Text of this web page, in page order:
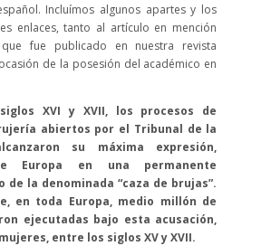
Incluímos algunos apartes y los
enlaces, tanto al artículo en mención
fue publicado en nuestra revista
ocasión de la posesión del académico en
XVI y XVII, los procesos de
abiertos por el Tribunal de la
su máxima expresión,
Europa en una permanente
de la denominada “caza de brujas”.
en toda Europa, medio millón de
ejecutadas bajo esta acusación,
entre los siglos XV y XVII.